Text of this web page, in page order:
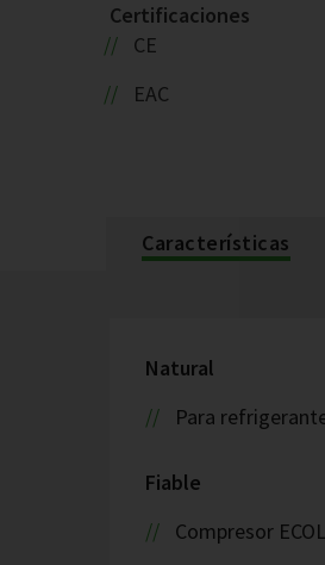
Certificaciones
CE
EAC
Características
Natural
Para
Fiable
Compresor